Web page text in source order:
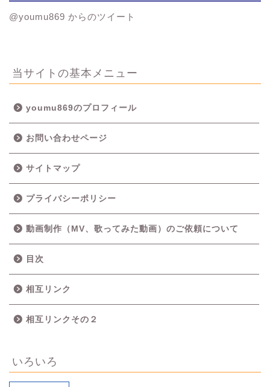
@youmu869 からのツイート
当サイトの基本メニュー
youmu869のプロフィール
お問い合わせページ
サイトマップ
プライバシーポリシー
動画制作（MV、歌ってみた動画）のご依頼について
目次
相互リンク
相互リンクその２
いろいろ